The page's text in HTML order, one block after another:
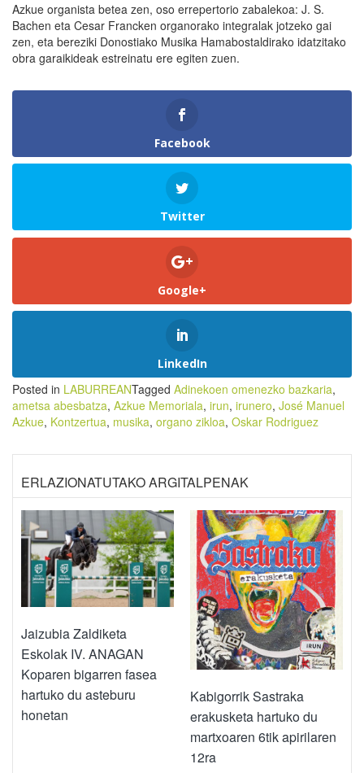
Azkue organista betea zen, oso errepertorio zabalekoa: J. S.
Bachen eta Cesar Francken organorako integralak jotzeko gai
zen, eta bereziki Donostiako Musika Hamabostaldirako idatzitako
obra garaikideak estreinatu ere egiten zuen.
Facebook
Twitter
Google+
LinkedIn
Posted in LABURREANTagged Adinekoen omenezko bazkaria,
ametsa abesbatza, Azkue Memoriala, irun, irunero, José Manuel
Azkue, Kontzertua, musika, organo zikloa, Oskar Rodriguez
ERLAZIONATUTAKO ARGITALPENAK
Jaizubia Zaldiketa
Eskolak IV. ANAGAN
Koparen bigarren fasea
hartuko du asteburu
honetan
Kabigorrik Sastraka
erakusketa hartuko du
martxoaren 6tik apirilaren
12ra